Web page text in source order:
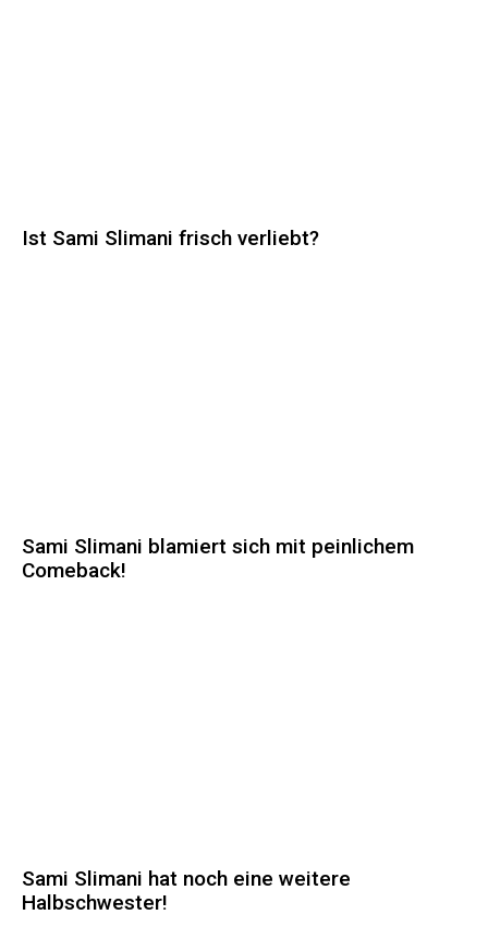
Ist Sami Slimani frisch verliebt?
Sami Slimani blamiert sich mit peinlichem
Comeback!
Sami Slimani hat noch eine weitere
Halbschwester!